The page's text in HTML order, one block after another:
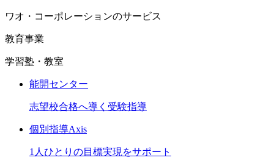
ワオ・コーポレーションのサービス
教育事業
学習塾・教室
能開センター
志望校合格へ導く受験指導
個別指導Axis
1人ひとりの目標実現をサポート